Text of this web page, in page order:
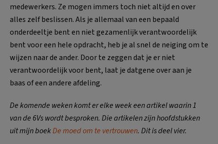
medewerkers. Ze mogen immers toch niet altijd en over
alles zelf beslissen. Als je allemaal van een bepaald
onderdeeltje bent en niet gezamenlijk verantwoordelijk
bent voor een hele opdracht, heb je al snel de neiging om te
wijzen naar de ander. Door te zeggen dat je er niet
verantwoordelijk voor bent, laat je datgene over aan je
baas of een andere afdeling.
De komende weken komt er elke week een artikel waarin 1
van de 6Vs wordt besproken. Die artikelen zijn hoofdstukken
uit mijn boekDe moed om te vertrouwen. Dit is deel vier.